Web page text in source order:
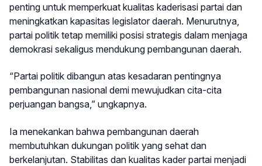
penting untuk memperkuat kualitas kaderisasi partai dan
meningkatkan kapasitas legislator daerah. Menurutnya,
partai politik tetap memiliki posisi strategis dalam menjaga
demokrasi sekaligus mendukung pembangunan daerah.
“Partai politik dibangun atas kesadaran pentingnya
pembangunan nasional demi mewujudkan cita-cita
perjuangan bangsa,” ungkapnya.
Ia menekankan bahwa pembangunan daerah
membutuhkan dukungan politik yang sehat dan
berkelanjutan. Stabilitas dan kualitas kader partai menjadi